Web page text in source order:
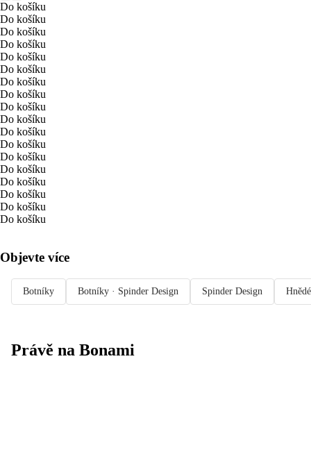
Do košíku
Do košíku
Do košíku
Do košíku
Do košíku
Do košíku
Do košíku
Do košíku
Do košíku
Do košíku
Do košíku
Do košíku
Do košíku
Do košíku
Do košíku
Do košíku
Do košíku
Do košíku
Objevte více
Botníky Botníky · Spinder Design Spinder Design
Právě na Bonami